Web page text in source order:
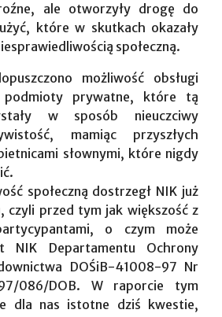
ale otworzyły drogę do
które w skutkach okazały
społeczną.
możliwość obsługi
podmioty prywatne, które tą
w sposób nieuczciwy
mamiąc przyszłych
słownymi, które nigdy
społeczną dostrzegł NIK już
czyli przed tym jak większość z
o czym może
NIK Departamentu Ochrony
DOŚiB-41008-97 Nr
086/DOB. W raporcie tym
dla nas istotne dziś kwestie,